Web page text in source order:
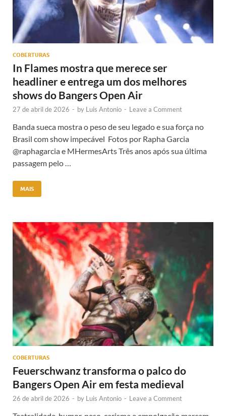
COBERTURAS
In Flames mostra que merece ser
headliner e entrega um dos melhores
shows do Bangers Open Air
27 de abril de 2026 - by Luis Antonio - Leave a Comment
Banda sueca mostra o peso de seu legado e sua força no
Brasil com show impecável Fotos por Rapha Garcia
@raphagarcia e MHermesArts Três anos após sua última
passagem pelo …
MAIS
COBERTURAS
Feuerschwanz transforma o palco do
Bangers Open Air em festa medieval
26 de abril de 2026 - by Luis Antonio - Leave a Comment